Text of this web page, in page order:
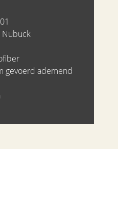
Nubuck
gevoerd ademend